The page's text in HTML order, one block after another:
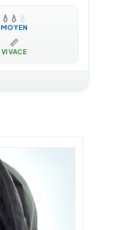
💧 💧 💧
MOYEN
📏
VIVACE